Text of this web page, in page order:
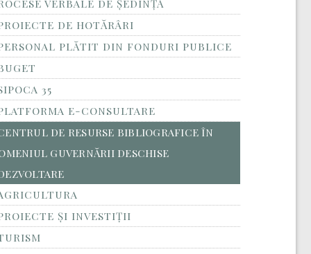
VERBALE DE ȘEDINȚĂ
DE HOTĂRÂRI
PLĂTIT DIN FONDURI PUBLICE
35
E-CONSULTARE
DE RESURSE BIBLIOGRAFICE ÎN
GUVERNĂRII DESCHISE
ȘI INVESTIȚII